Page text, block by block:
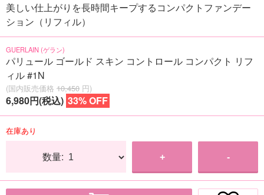
美しい仕上がりを長時間キープするコンパクトファンデー
ション（リフィル）
GUERLAIN (ゲラン)
パリュール ゴールド スキン コントロール コンパクト リフ
ィル #1N
(国内販売価格 10,450 円)
6,980円(税込) 33% OFF
在庫あり
数量: + -